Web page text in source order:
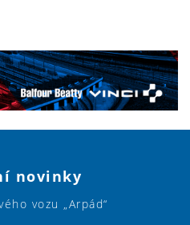
novinky
vozu „Arpád“